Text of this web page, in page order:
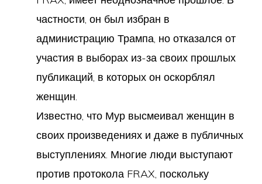
частности, он был избран в
администрацию Трампа, но отказался от
участия в выборах из-за своих прошлых
публикаций, в которых он оскорблял
женщин.
Известно, что Мур высмеивал женщин в
своих произведениях и даже в публичных
выступлениях. Многие люди выступают
против протокола FRAX, поскольку